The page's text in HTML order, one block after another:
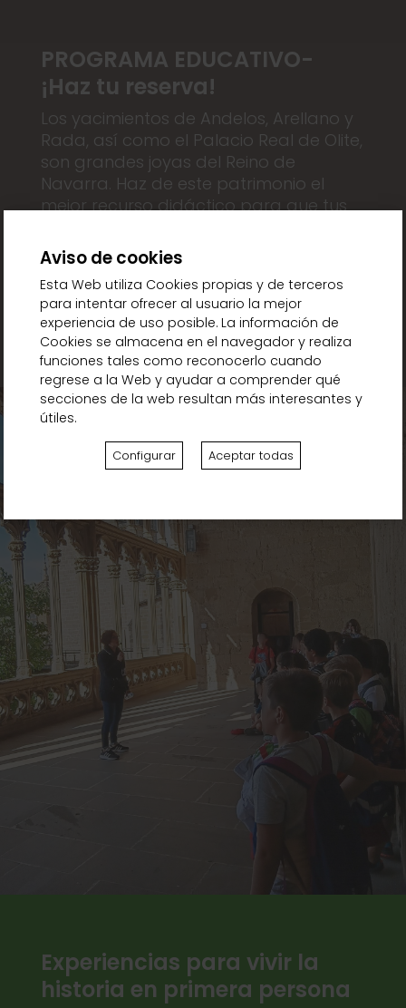
PROGRAMA EDUCATIVO-
¡Haz tu reserva!
Los yacimientos de Andelos, Arellano y
Rada, así como el Palacio Real de Olite,
son grandes joyas del Reino de
Navarra. Haz de este patrimonio el
mejor recurso didáctico para que tus
disfruten nuestra historia.
INFO Y RESERVAS
Experiencias para vivir la
historia en primera persona
Aviso de cookies
Esta Web utiliza Cookies propias y de terceros
para intentar ofrecer al usuario la mejor
experiencia de uso posible. La información de
Cookies se almacena en el navegador y realiza
funciones tales como reconocerlo cuando
regrese a la Web y ayudar a comprender qué
secciones de la web resultan más interesantes y
útiles.
Configurar Aceptar todas